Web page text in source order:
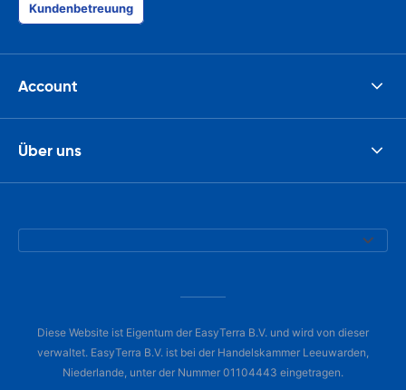
Kundenbetreuung
Account
Über uns
Diese Website ist Eigentum der EasyTerra B.V. und wird von dieser
verwaltet. EasyTerra B.V. ist bei der Handelskammer Leeuwarden,
Niederlande, unter der Nummer 01104443 eingetragen.